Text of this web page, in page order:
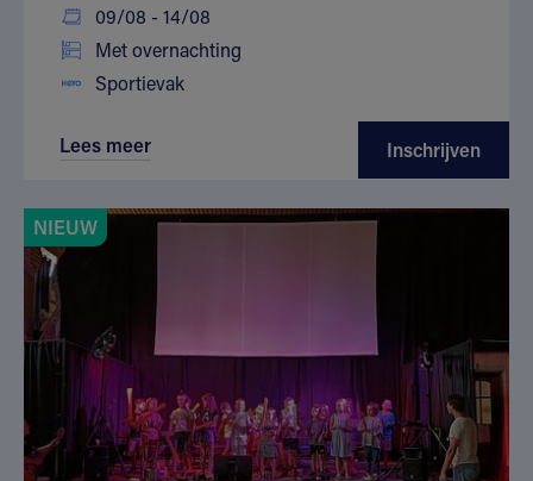
09/08 - 14/08
Met overnachting
Sportievak
Lees meer Inschrijven
NIEUW